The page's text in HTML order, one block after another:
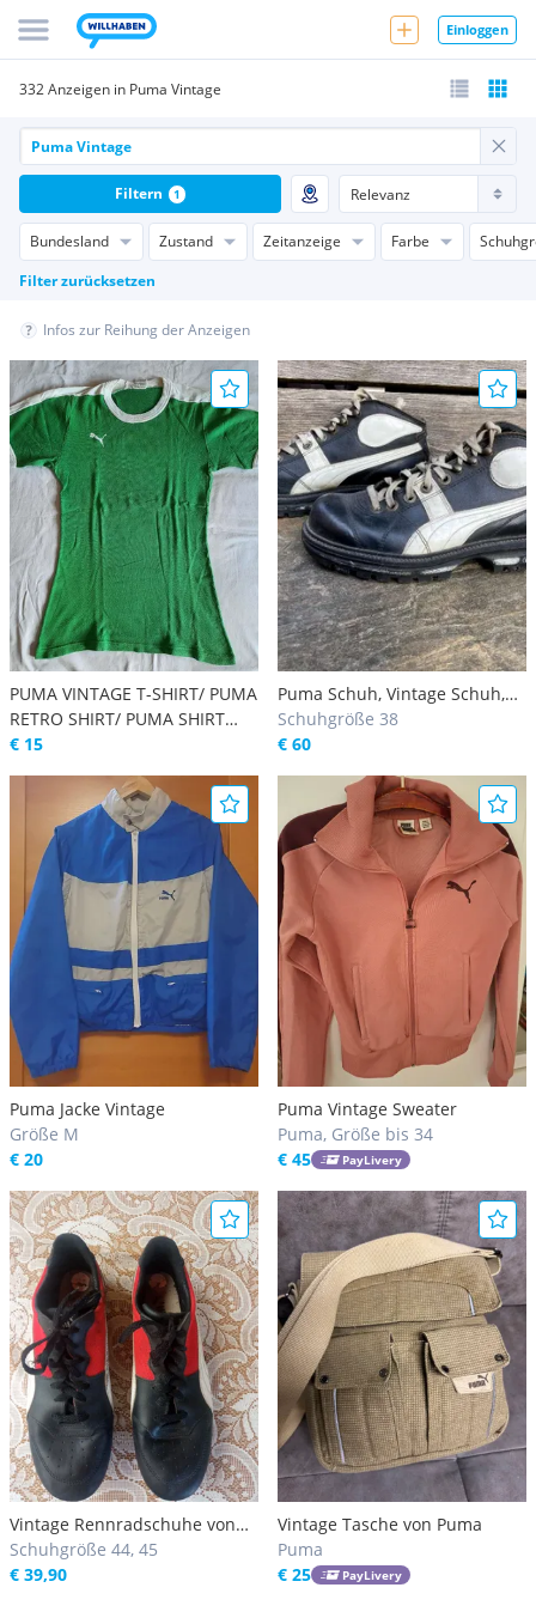
Einloggen
332 Anzeigen in Puma Vintage
Bundesland Zustand Zeitanzeige Farbe
Filter zurücksetzen
Filtern 1
Infos zur Reihung der Anzeigen
PUMA VINTAGE T-SHIRT/ PUMA
RETRO SHIRT/ PUMA SHIRT
ALTES SAMMLERSTÜCK
€ 15
Puma Schuh, Vintage Schuh,
Rarität - RUDOLF DASSLER
Puma, Gr. 38, Puma High
Schuhgröße 38
€ 60
Puma Jacke Vintage
Größe M
€ 20
Puma Vintage Sweater
Puma, Größe bis 34
€ 45
PayLivery
Vintage Rennradschuhe von
Puma
Schuhgröße 44, 45
€ 39,90
Vintage Tasche von Puma
Puma
€ 25
PayLivery